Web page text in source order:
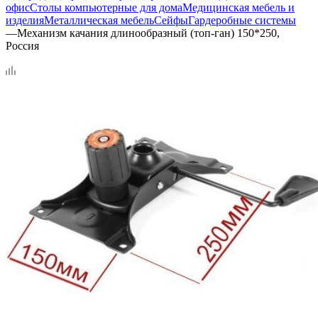
офисСтолы компьютерные для домаМедицинская мебель и
изделияМеталлическая мебельСейфыГардеробные системы
—Механизм качания длинообразный (топ-ган) 150*250,
Россия